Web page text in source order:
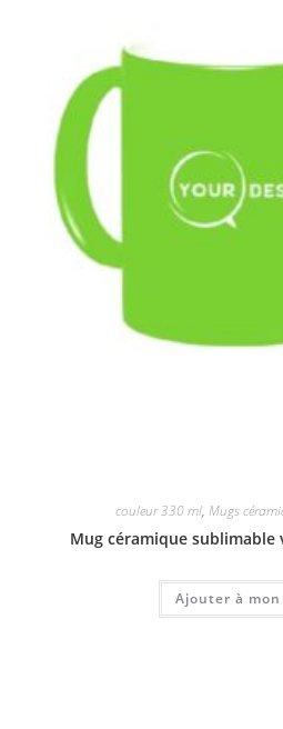
couleur 330 ml, Mugs
Mug céramique
Ajouter à mon